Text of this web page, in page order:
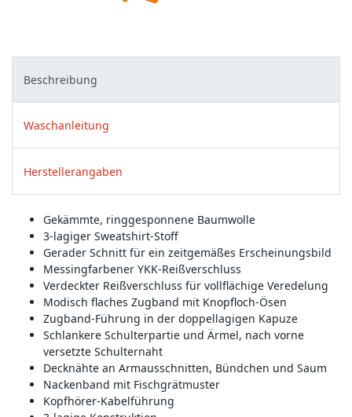
Beschreibung
Waschanleitung
Herstellerangaben
Gekämmte, ringgesponnene Baumwolle
3-lagiger Sweatshirt-Stoff
Gerader Schnitt für ein zeitgemäßes Erscheinungsbild
Messingfarbener YKK-Reißverschluss
Verdeckter Reißverschluss für vollflächige Veredelung
Modisch flaches Zugband mit Knopfloch-Ösen
Zugband-Führung in der doppellagigen Kapuze
Schlankere Schulterpartie und Ärmel, nach vorne
versetzte Schulternaht
Decknähte an Armausschnitten, Bündchen und Saum
Nackenband mit Fischgrätmuster
Kopfhörer-Kabelführung